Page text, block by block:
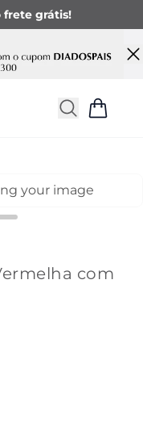
frete grátis!
your image
com